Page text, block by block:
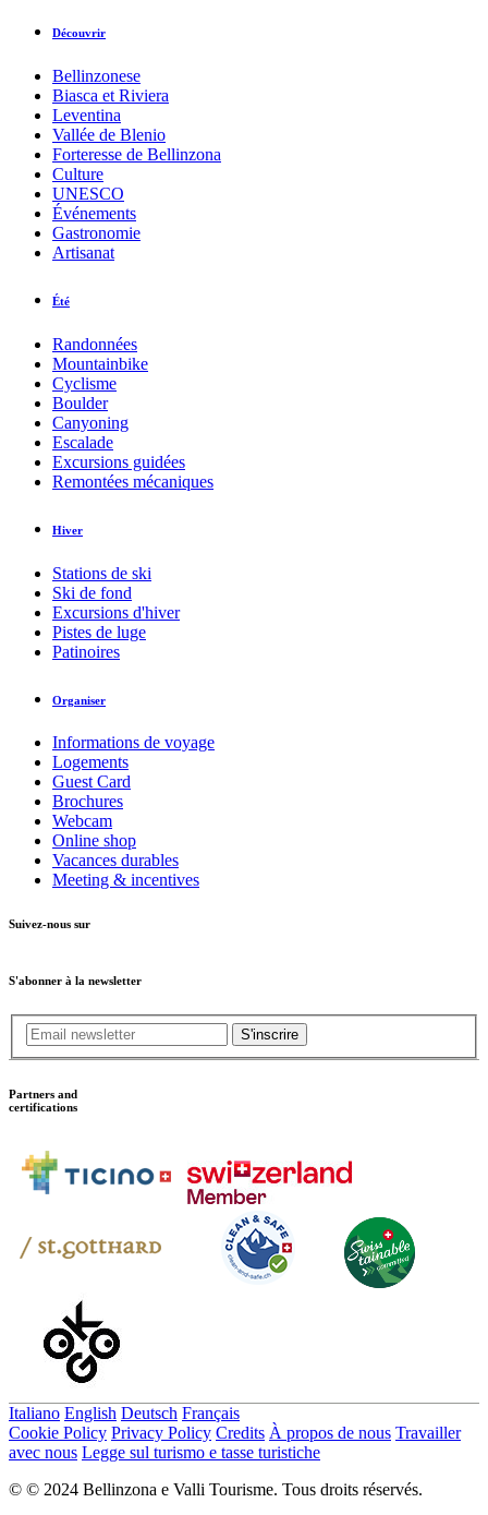
Découvrir
Bellinzonese
Biasca et Riviera
Leventina
Vallée de Blenio
Forteresse de Bellinzona
Culture
UNESCO
Événements
Gastronomie
Artisanat
Été
Randonnées
Mountainbike
Cyclisme
Boulder
Canyoning
Escalade
Excursions guidées
Remontées mécaniques
Hiver
Stations de ski
Ski de fond
Excursions d'hiver
Pistes de luge
Patinoires
Organiser
Informations de voyage
Logements
Guest Card
Brochures
Webcam
Online shop
Vacances durables
Meeting & incentives
Suivez-nous sur
S'abonner à la newsletter
S'inscrire
Partners and
certifications
Italiano English Deutsch Français
Cookie Policy Privacy Policy Credits À propos de nous Travailler
avec nous Legge sul turismo e tasse turistiche
© © 2024 Bellinzona e Valli Tourisme. Tous droits réservés.